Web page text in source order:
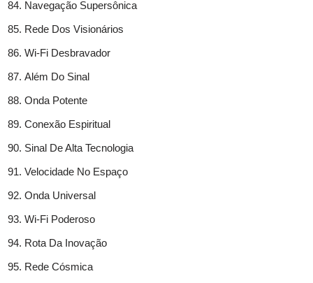
Navegação Supersônica
Rede Dos Visionários
Wi-Fi Desbravador
Além Do Sinal
Onda Potente
Conexão Espiritual
Sinal De Alta Tecnologia
Velocidade No Espaço
Onda Universal
Wi-Fi Poderoso
Rota Da Inovação
Rede Cósmica